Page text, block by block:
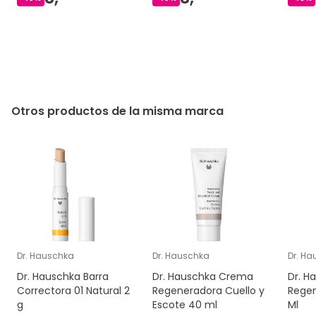
Otros productos de la misma marca
Dr. Hauschka
Dr. Hauschka Barra
Correctora 01 Natural 2
g
Dr. Hauschka
Dr. Hauschka Crema
Regeneradora Cuello y
Escote 40 ml
Dr.
Dr.
Ml